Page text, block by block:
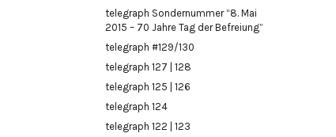
telegraph Sondernummer “8. Mai
2015 – 70 Jahre Tag der Befreiung”
telegraph #129/130
telegraph 127 | 128
telegraph 125 | 126
telegraph 124
telegraph 122 | 123